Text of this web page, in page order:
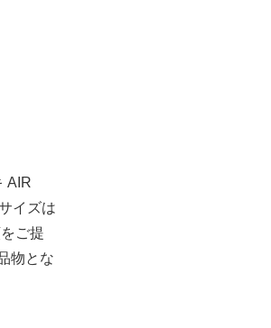
AIR
イズは
ご提
物とな